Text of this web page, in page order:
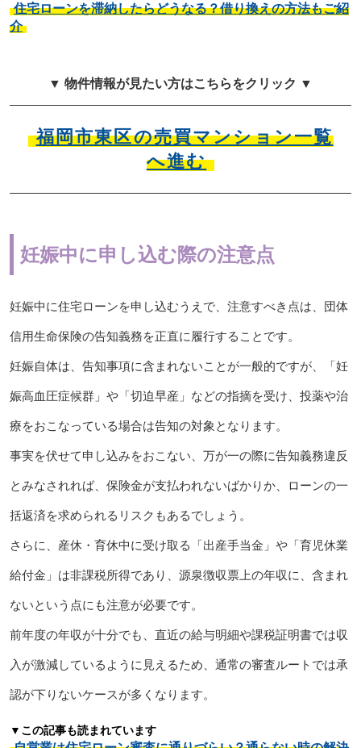
住宅ローンを滞納したらどうなる？借り換えの方法もご紹
介
▼ 物件情報が見たい方はこちらをクリック ▼
福岡市東区の売買マンション一覧
へ進む
妊娠中に申し込む際の注意点
妊娠中に住宅ローンを申し込むうえで、注意すべき点は、団体
信用生命保険の告知義務を正直に履行することです。
妊娠自体は、告知事項に含まれないことが一般的ですが、「妊
娠高血圧症候群」や「切迫早産」などの指摘を受け、投薬や治
療をおこなっている場合は告知の対象となります。
事実を伏せて申し込みをおこない、万が一の際に告知義務違反
とみなされれば、保険金が支払われないばかりか、ローンの一
括返済を求められるリスクもあるでしょう。
さらに、産休・育休中に受け取る「出産手当金」や「育児休業
給付金」は非課税所得であり、源泉徴収票上の年収に、含まれ
ないという点にも注意が必要です。
前年度の年収が十分でも、直近の給与明細や課税証明書では収
入が激減しているように見えるため、通常の審査ルートでは承
認が下りないケースが多くなります。
▼この記事も読まれています